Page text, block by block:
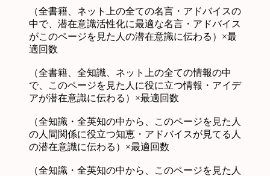
（全書籍、ネット上の全ての名言・アドバイスの
中で、潜在意識活性化に最適な名言・アドバイス
がこのページを見た人の潜在意識に伝わる）×最
適回数
（全書籍、全知識、ネット上の全ての情報の中
で、このページを見た人に役に立つ情報・アイデ
アが潜在意識に伝わる）×最適回数
（全知識・全英知の中から、このページを見た人
の人間関係に役立つ知恵・アドバイスが見てる人
の潜在意識に伝わる）×最適回数
（全知識・全英知の中から、このページを見た人